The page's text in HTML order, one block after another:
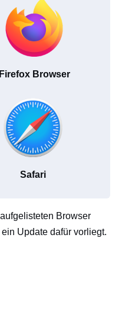
Firefox Browser
Safari
Browser
Update dafür vorliegt.